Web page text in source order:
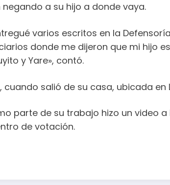
a su hijo a donde vaya.
varios escritos en la
donde me dijeron que mi hijo
y Yare», contó.
salió de su casa, ubicada en
parte de su trabajo hizo un video
de votación.